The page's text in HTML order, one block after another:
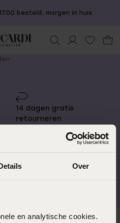
Over
en analytische cookies.
besteld, morgen in huis
14 dagen gratis
retourneren